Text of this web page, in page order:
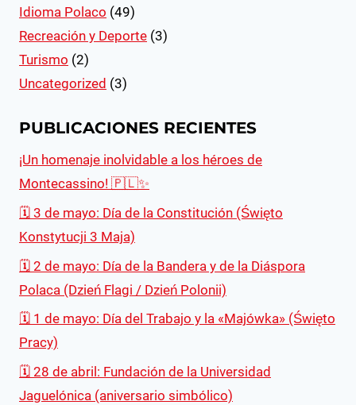
Idioma Polaco (49)
Recreación y Deporte (3)
Turismo (2)
Uncategorized (3)
PUBLICACIONES RECIENTES
¡Un homenaje inolvidable a los héroes de
Montecassino! 🇵🇱✨
🗓 3 de mayo: Día de la Constitución (Święto
Konstytucji 3 Maja)
🗓 2 de mayo: Día de la Bandera y de la Diáspora
Polaca (Dzień Flagi / Dzień Polonii)
🗓 1 de mayo: Día del Trabajo y la «Majówka» (Święto
Pracy)
🗓️ 28 de abril: Fundación de la Universidad
Jaguelónica (aniversario simbólico)